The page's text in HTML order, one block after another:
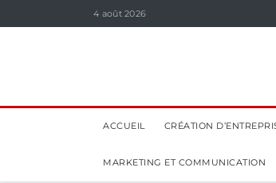
4 août 2026
ACCUEIL CRÉATION
MARKETING ET COMMUNICATION